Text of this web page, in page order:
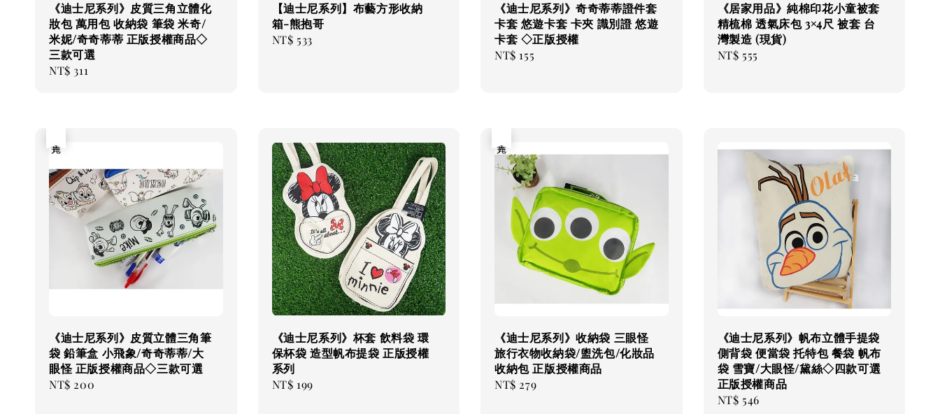
《迪士尼系列》皮質三角立體化
妝包 萬用包 收納袋 筆袋 米奇/
米妮/奇奇蒂蒂 正版授權商品◇
三款可選
Regular
NT$ 311
【迪士尼系列】布藝方形收納
箱-熊抱哥
Regular
NT$ 533
《迪士尼系列》奇奇蒂蒂證件套
卡套 悠遊卡套 卡夾 識別證 悠遊
卡套 ◇正版授權
Regular
NT$ 155
《居家用品》純棉印花小童被套
精梳棉 透氣床包 3×4尺 被套 台
灣製造 (現貨)
Regular
NT$ 555
《迪士尼系列》皮質立體三角筆
袋 鉛筆盒 小飛象/奇奇蒂蒂/大
眼怪 正版授權商品◇三款可選
Regular
NT$ 200
《迪士尼系列》杯套 飲料袋 環
保杯袋 造型帆布提袋 正版授權
系列
Regular
NT$ 199
《迪士尼系列》收納袋 三眼怪
旅行衣物收納袋/盥洗包/化妝品
收納包 正版授權商品
Regular
NT$ 279
《迪士尼系列》帆布立體手提袋
側背袋 便當袋 托特包 餐袋 帆布
袋 雪寶/大眼怪/黛絲◇四款可選
正版授權商品
Regular
NT$ 546